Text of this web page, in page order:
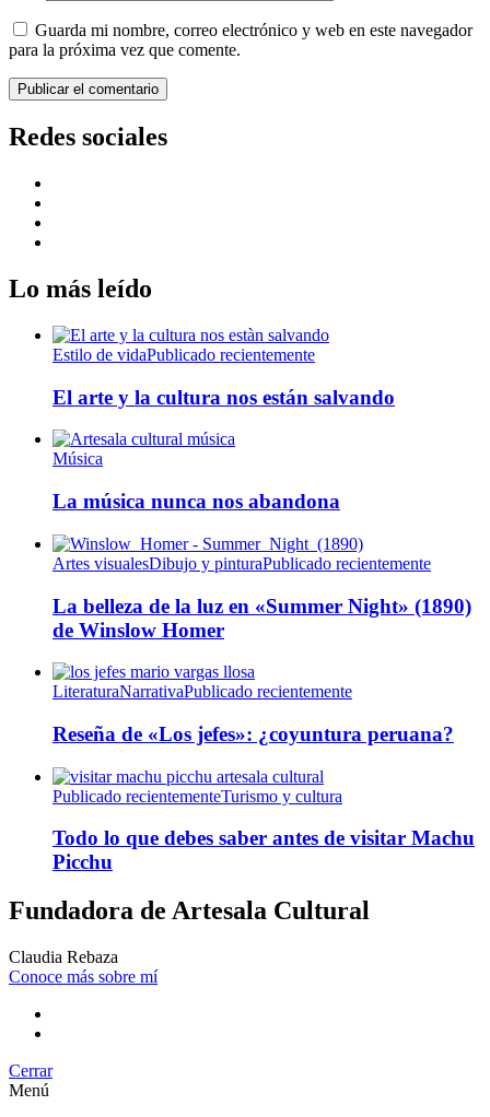
Guarda mi nombre, correo electrónico y web en este navegador
para la próxima vez que comente.
Redes sociales
Lo más leído
Estilo de vidaPublicado recientemente
El arte y la cultura nos están salvando
Música
La música nunca nos abandona
Artes visualesDibujo y pinturaPublicado recientemente
La belleza de la luz en «Summer Night» (1890)
de Winslow Homer
LiteraturaNarrativaPublicado recientemente
Reseña de «Los jefes»: ¿coyuntura peruana?
Publicado recientementeTurismo y cultura
Todo lo que debes saber antes de visitar Machu
Picchu
Fundadora de Artesala Cultural
Claudia Rebaza
Conoce más sobre mí
Cerrar
Menú